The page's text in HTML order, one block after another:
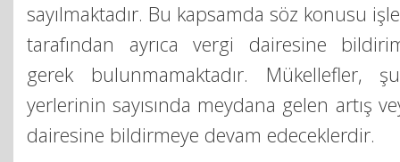
sayılmaktadır. Bu kapsamda söz konusu
tarafından ayrıca vergi dairesine
gerek bulunmamaktadır. Mükellefler,
yerlerinin sayısında meydana gelen artış
dairesine bildirmeye devam edeceklerdir.